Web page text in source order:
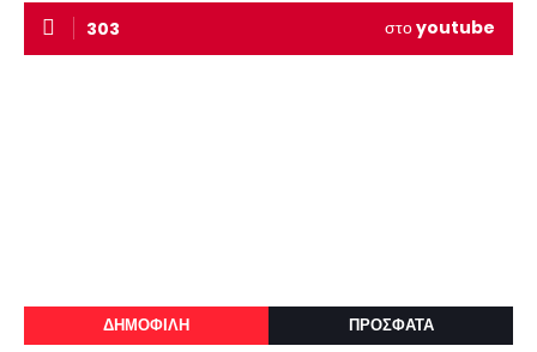
303 στοyoutube
ΔΗΜΟΦΙΛΗ ΠΡΟΣΦΑΤΑ